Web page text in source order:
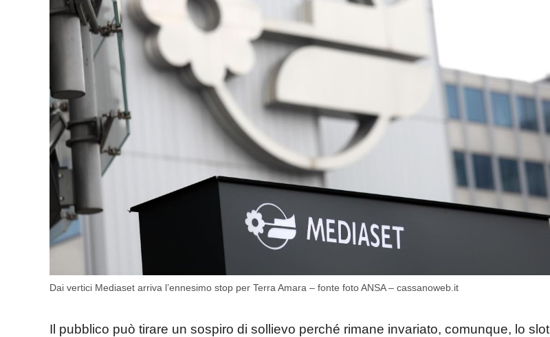
Dai vertici Mediaset arriva l’ennesimo stop per Terra Amara – fonte foto ANSA – cassanoweb.it
Il pubblico può tirare un sospiro di sollievo perché rimane invariato, comunque, lo slot